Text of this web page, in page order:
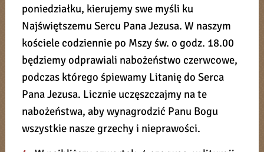
poniedziałku, kierujemy swe myśli ku
Najświętszemu Sercu Pana Jezusa. W naszym
kościele codziennie po Mszy św. o godz. 18.00
będziemy odprawiali nabożeństwo czerwcowe,
podczas którego śpiewamy Litanię do Serca
Pana Jezusa. Licznie uczęszczajmy na te
nabożeństwa, aby wynagrodzić Panu Bogu
wszystkie nasze grzechy i nieprawości.